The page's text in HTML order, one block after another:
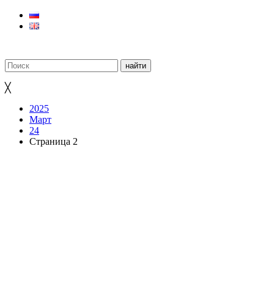
╳
2025
Март
24
Страница 2